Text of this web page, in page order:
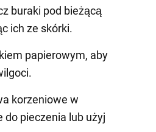
buraki pod bieżącą
ich ze skórki.
papierowym, aby
korzeniowe w
do pieczenia lub użyj